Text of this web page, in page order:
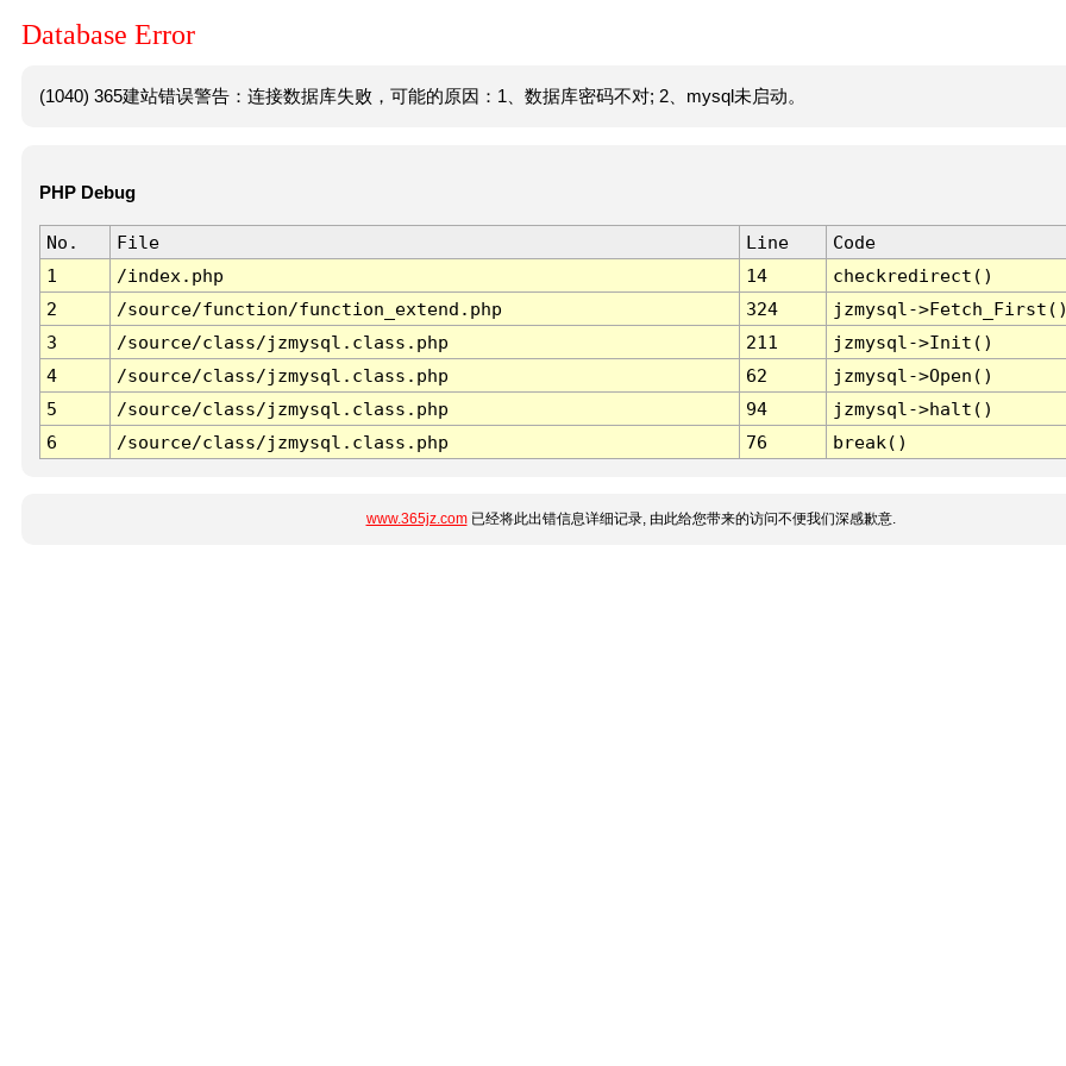
Database Error
(1040) 365建站错误警告：连接数据库失败，可能的原因：1、数据库密码不对; 2、mysql未启动。
PHP Debug
No. File Line
Code
1
/index.php 14
checkredirect()
2
/source/function/function_extend.php 324
jzmysql-
3
/source/class/jzmysql.class.php 211
jzmysql->Init()
4
/source/class/jzmysql.class.php 62
jzmysql->Open()
5
/source/class/jzmysql.class.php 94
jzmysql->halt()
6
/source/class/jzmysql.class.php 76 break()
www.365jz.com已经将此出错信息详细记录, 由此给您带来的访问不便我们深感歉意.